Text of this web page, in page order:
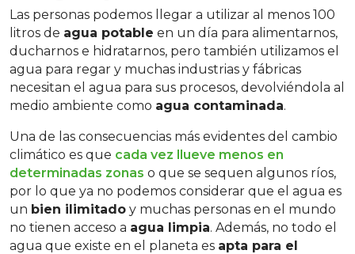
Las personas podemos llegar a utilizar al menos 100
litros de agua potable en un día para alimentarnos,
ducharnos e hidratarnos, pero también utilizamos el
agua para regar y muchas industrias y fábricas
necesitan el agua para sus procesos, devolviéndola al
medio ambiente como agua contaminada.
Una de las consecuencias más evidentes del cambio
climático es que cada vez llueve menos en
determinadas zonas o que se sequen algunos ríos,
por lo que ya no podemos considerar que el agua es
un bien ilimitado y muchas personas en el mundo
no tienen acceso a agua limpia. Además, no todo el
agua que existe en el planeta es apta para el